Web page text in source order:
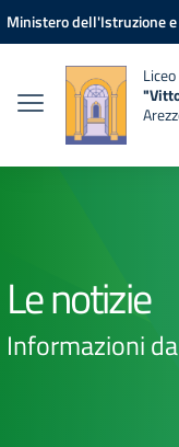
Vai ai contenuti
Vai al menu di
Vai al footer
Ministero dell'Istruzione
Liceo
Le notizie
Informazioni